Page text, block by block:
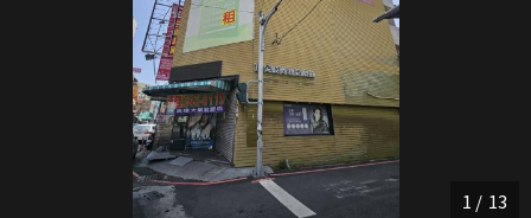
熱門關鍵字
2026 台北降價好屋限量釋出
2026 新北降價好屋限量釋出
2026 台中降價好屋限量釋出
2026 台南降價好屋限量釋出
2026 高雄降價好屋限量釋出